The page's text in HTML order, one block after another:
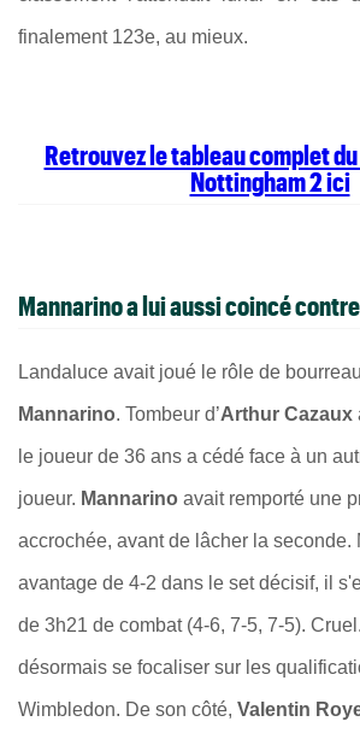
finalement 123e, au mieux.
Retrouvez le tableau complet
Nottingham 2 ici
Mannarino a lui aussi coincé
Landaluce avait joué le rôle de
Mannarino. Tombeur d’Arthur Cazaux
le joueur de 36 ans a cédé face à un
joueur. Mannarino avait remporté une
accrochée, avant de lâcher la seconde.
avantage de 4-2 dans le set décisif, il
de 3h21 de combat (4-6, 7-5, 7-5).
désormais se focaliser sur les
Wimbledon. De son côté, Valentin